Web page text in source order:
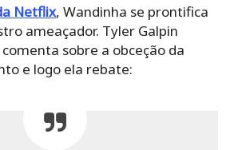
Netflix, Wandinha se prontifica
ameaçador. Tyler Galpin
sobre a obceção da
e logo ela rebate: